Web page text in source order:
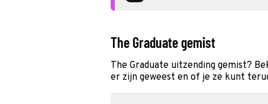
The Graduate gemist
The Graduate uitzending gemist?
er zijn geweest en of je ze kunt